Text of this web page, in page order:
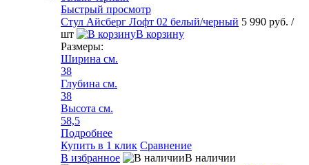
Быстрый просмотр
Стул Айсберг Лофт 02 белый/черный 5 990 руб. /
шт
В корзину
Размеры:
Ширина см.
38
Глубина см.
38
Высота см.
58,5
Подробнее
Купить в 1 клик Сравнение
В избранное
В наличии